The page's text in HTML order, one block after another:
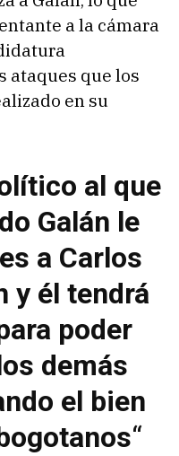
a la cámara
ataques que los
en su
al que
Galán le
a Carlos
y él tendrá
poder
demás
el bien
“